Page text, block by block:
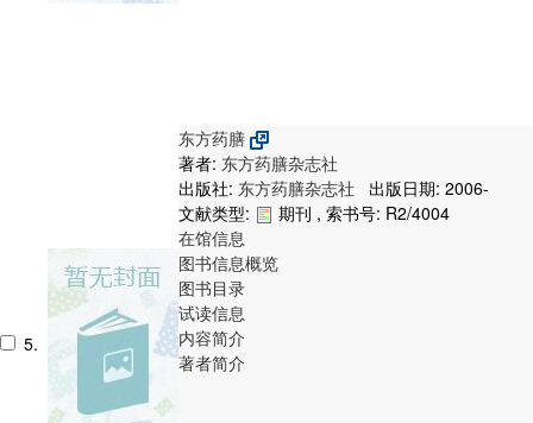
5.
东方药膳
著者: 东方药膳杂志社
出版社: 东方药膳杂志社
出版日期: 2006-
文献类型:
期刊 , 索书号: R2/4004
在馆信息
图书信息概览
图书目录
试读信息
内容简介
著者简介